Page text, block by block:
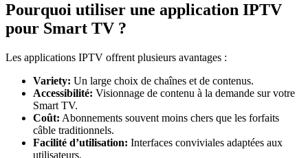
Pourquoi utiliser une application IPTV
pour Smart TV ?
Les applications IPTV offrent plusieurs avantages :
Variety: Un large choix de chaînes et de contenus.
Accessibilité: Visionnage de contenu à la demande sur votre
Smart TV.
Coût: Abonnements souvent moins chers que les forfaits
câble traditionnels.
Facilité d’utilisation: Interfaces conviviales adaptées aux
utilisateurs.